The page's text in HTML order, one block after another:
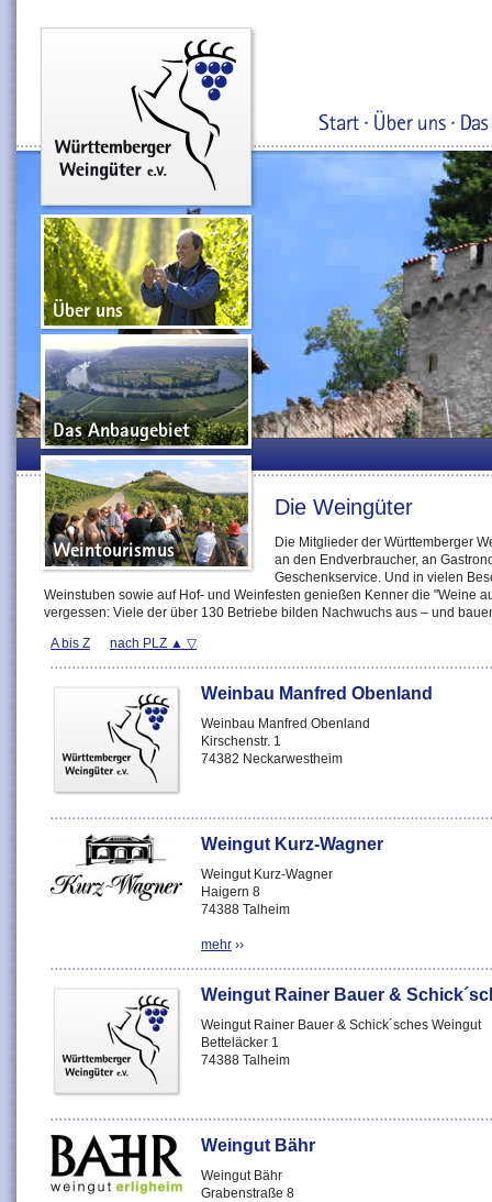
Die Weingüter
Die Mitglieder der Württemberger
an den Endverbraucher, an
Geschenkservice. Und in vielen
Weinstuben sowie auf Hof- und Weinfesten genießen Kenner die "Weine
vergessen: Viele der über 130 Betriebe bilden Nachwuchs aus – und
A bis Z
nach PLZ
Weinbau Manfred Obenland
Weinbau Manfred Obenland
Kirschenstr. 1
74382 Neckarwestheim
Weingut Kurz-Wagner
Weingut Kurz-Wagner
Haigern 8
74388 Talheim
mehr ››
Weingut Rainer Bauer &
Weingut Rainer Bauer & Schick´sches Weingut
Betteläcker 1
74388 Talheim
Weingut Bähr
Weingut Bähr
Grabenstraße 8